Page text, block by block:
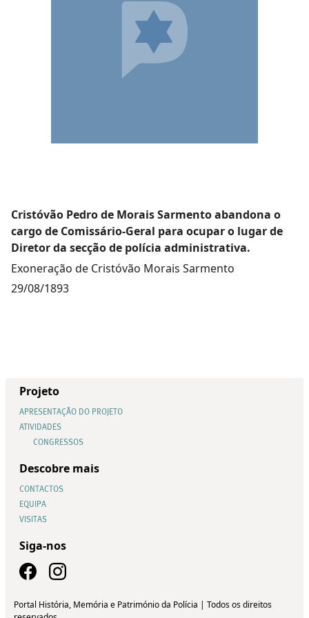
Cristóvão Pedro de Morais Sarmento abandona o
cargo de Comissário-Geral para ocupar o lugar de
Diretor da secção de polícia administrativa.
Exoneração de Cristóvão Morais Sarmento
29/08/1893
Projeto
APRESENTAÇÃO DO PROJETO
ATIVIDADES
CONGRESSOS
Descobre mais
CONTACTOS
EQUIPA
VISITAS
Siga-nos
Portal História, Memória e Património da Polícia | Todos os direitos